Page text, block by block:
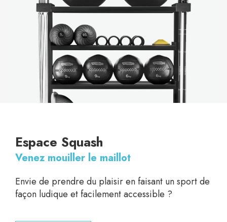
Espace Squash
Venez mouiller le maillot
Envie de prendre du plaisir en faisant un sport de
façon ludique et facilement accessible ?